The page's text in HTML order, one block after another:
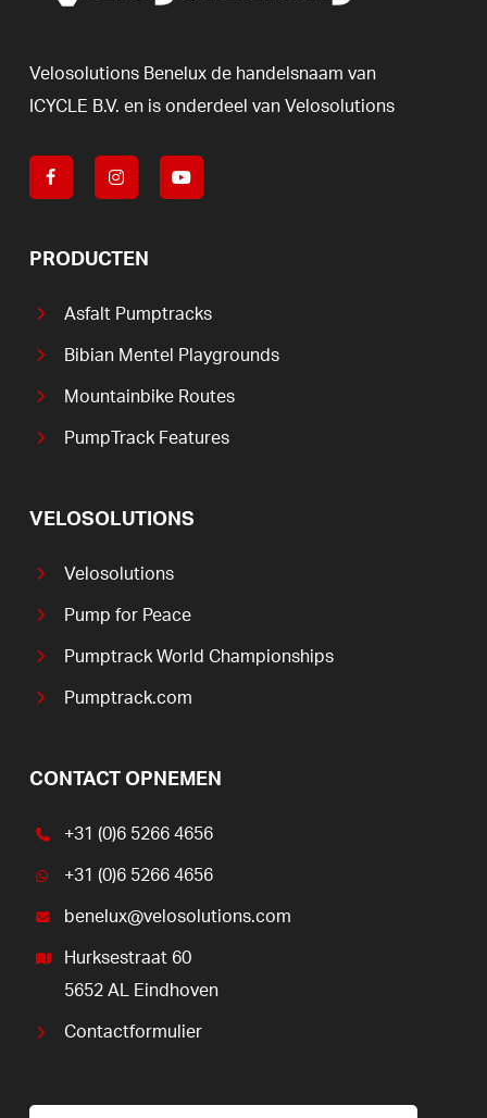
Velosolutions Benelux de handelsnaam van
ICYCLE B.V. en is onderdeel van Velosolutions
PRODUCTEN
Asfalt Pumptracks
Bibian Mentel Playgrounds
Mountainbike Routes
PumpTrack Features
VELOSOLUTIONS
Velosolutions
Pump for Peace
Pumptrack World Championships
Pumptrack.com
CONTACT OPNEMEN
+31 (0)6 5266 4656
+31 (0)6 5266 4656
benelux@velosolutions.com
Hurksestraat 60
5652 AL Eindhoven
Contactformulier